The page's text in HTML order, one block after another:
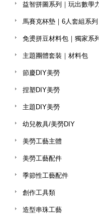
益智拼圖系列｜玩出數學
馬賽克杯墊｜6人套組系列
免燙拼豆材料包｜獨家系列
主題團體套裝｜材料包
節慶DIY美勞
捏塑DIY美勞
主題DIY美勞
幼兒教具/美勞DIY
美勞工藝主體
美勞工藝配件
季節性工藝配件
創作工具類
造型串珠工藝